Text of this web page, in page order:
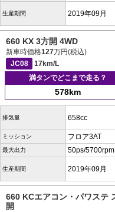
生産期間 2019年09月
660 KX 3方開 4WD
新車時価格127万円(税込)
JC08
17km/L
満タンでどこまで走る？
578km
排気量 658cc
ミッション フロア3AT
最大出力 50ps/5700rpm
生産期間 2019年09月
660 KCエアコン・パワステ
開